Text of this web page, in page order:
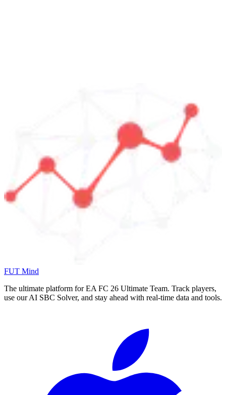
FUT Mind
The ultimate platform for EA FC 26 Ultimate Team. Track players,
use our AI SBC Solver, and stay ahead with real-time data and tools.